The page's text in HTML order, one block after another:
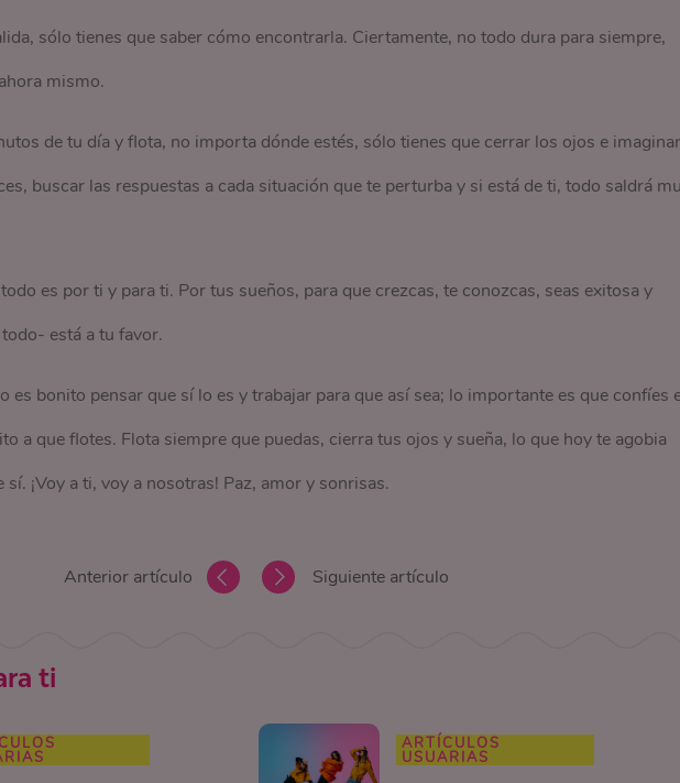
sólo tienes que saber cómo encontrarla. Ciertamente, no todo dura para siempre,
mismo.
de tu día y flota, no importa dónde estés, sólo tienes que cerrar los ojos e
buscar las respuestas a cada situación que te perturba y si está de ti, todo saldrá
es por ti y para ti. Por tus sueños, para que crezcas, te conozcas, seas exitosa y
está a tu favor.
es bonito pensar que sí lo es y trabajar para que así sea; lo importante es que confíes
a que flotes. Flota siempre que puedas, cierra tus ojos y sueña, lo que hoy te agobia
sí. ¡Voy a ti, voy a nosotras! Paz, amor y sonrisas.
Anterior artículo Siguiente artículo
ti
ARTÍCULOS
USUARIAS